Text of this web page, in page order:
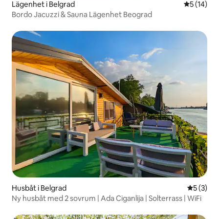
Lägenhet i Belgrad 5 av 5 i
5 (14)
Bordo Jacuzzi & Sauna Lägenhet Beograd
Husbåt i Belgrad 5 av 5 i
5 (3)
Ny husbåt med 2 sovrum | Ada Ciganlija | Solterrass | WiFi